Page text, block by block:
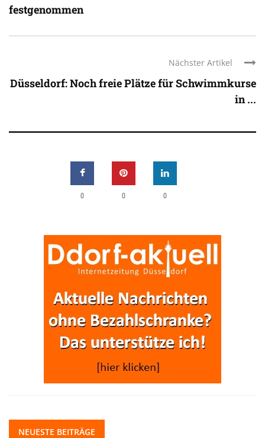
festgenommen
Nächster Artikel
Düsseldorf: Noch freie Plätze für Schwimmkurse
in ...
0 0 0
NEUESTE BEITRÄGE